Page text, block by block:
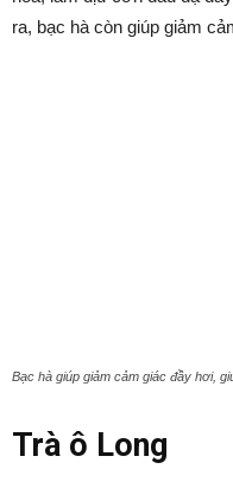
ra, bạc hà còn giúp giảm
Bạc hà giúp giảm cảm giác đầy hơi,
Trà ô Long